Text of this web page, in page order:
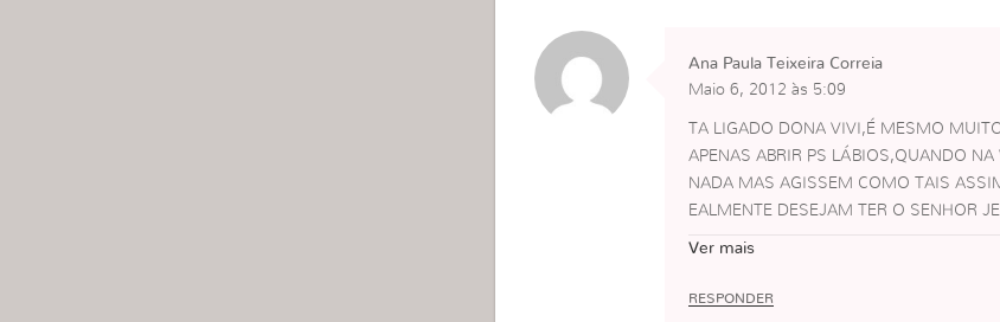
Ana Paula Teixeira Correia
Maio 6, 2012 às 5:09
TA LIGADO DONA VIVI,É MESMO
APENAS ABRIR PS LÁBIOS,QUANDO
NADA MAS AGISSEM COMO TAIS
EALMENTE DESEJAM TER O SENHOR
NA FÉ
Ver mais
RESPONDER